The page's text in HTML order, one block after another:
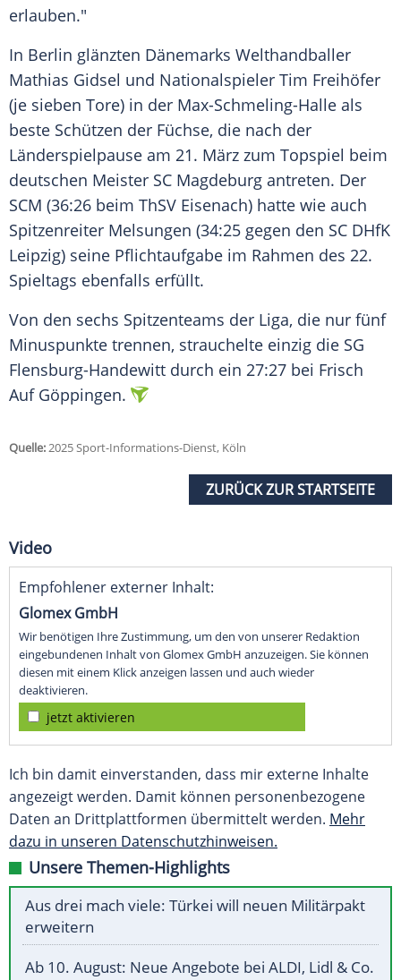
erlauben."
In Berlin glänzten Dänemarks Welthandballer
Mathias Gidsel und Nationalspieler Tim Freihöfer
(je sieben Tore) in der Max-Schmeling-Halle als
beste Schützen der Füchse, die nach der
Länderspielpause am 21. März zum Topspiel beim
deutschen Meister SC Magdeburg antreten. Der
SCM (36:26 beim ThSV Eisenach) hatte wie auch
Spitzenreiter Melsungen (34:25 gegen den SC DHfK
Leipzig) seine Pflichtaufgabe im Rahmen des 22.
Spieltags ebenfalls erfüllt.
Von den sechs Spitzenteams der Liga, die nur fünf
Minuspunkte trennen, strauchelte einzig die SG
Flensburg-Handewitt durch ein 27:27 bei Frisch
Auf Göppingen.
Quelle:2025 Sport-Informations-Dienst, Köln
ZURÜCK ZUR STARTSEITE
Video
Empfohlener externer Inhalt:
Glomex GmbH
Wir benötigen Ihre Zustimmung, um den von unserer Redaktion
eingebundenen Inhalt von Glomex GmbH anzuzeigen. Sie können
diesen mit einem Klick anzeigen lassen und auch wieder
deaktivieren.
jetzt aktivieren
Ich bin damit einverstanden, dass mir externe Inhalte
angezeigt werden. Damit können personenbezogene
Daten an Drittplattformen übermittelt werden. Mehr
dazu in unseren Datenschutzhinweisen.
Unsere Themen-Highlights
Aus drei mach viele: Türkei will neuen Militärpakt
erweitern
Ab 10. August: Neue Angebote bei ALDI, Lidl & Co.